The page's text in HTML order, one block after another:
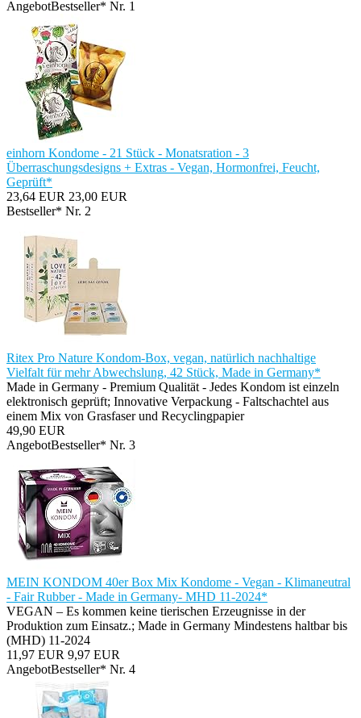
AngebotBestseller* Nr. 1
einhorn Kondome - 21 Stück - Monatsration - 3
Überraschungsdesigns + Extras - Vegan, Hormonfrei, Feucht,
Geprüft*
23,64 EUR 23,00 EUR
Bestseller* Nr. 2
Ritex Pro Nature Kondom-Box, vegan, natürlich nachhaltige
Vielfalt für mehr Abwechslung, 42 Stück, Made in Germany*
Made in Germany - Premium Qualität - Jedes Kondom ist einzeln
elektronisch geprüft; Innovative Verpackung - Faltschachtel aus
einem Mix von Grasfaser und Recyclingpapier
49,90 EUR
AngebotBestseller* Nr. 3
MEIN KONDOM 40er Box Mix Kondome - Vegan - Klimaneutral
- Fair Rubber - Made in Germany- MHD 11-2024*
VEGAN – Es kommen keine tierischen Erzeugnisse in der
Produktion zum Einsatz.; Made in Germany Mindestens haltbar bis
(MHD) 11-2024
11,97 EUR 9,97 EUR
AngebotBestseller* Nr. 4